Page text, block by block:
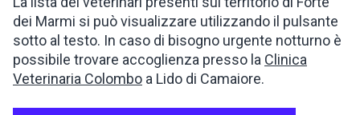
dei Marmi si può visualizzare utilizzando il pulsante
sotto al testo. In caso di bisogno urgente notturno è
possibile trovare accoglienza presso la Clinica
Veterinaria Colombo a Lido di Camaiore.